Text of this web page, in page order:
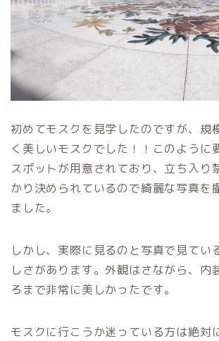
初めてモスクを見学したのですが、規
く美しいモスクでした！！このように
スポットが用意されており、立ち入り
かり決められているので綺麗な写真を
ました。
しかし、実際に見るのと写真で見てい
しさがあります。外観はさながら、内
ろまで非常に美しかったです。
モスクに行こうか迷っている方は絶対